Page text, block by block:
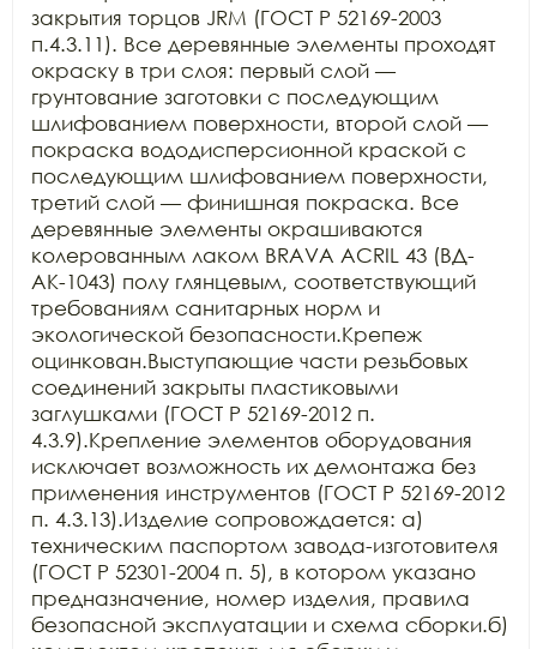
закрытия торцов JRM (ГОСТ Р 52169-2003
п.4.3.11). Все деревянные элементы проходят
окраску в три слоя: первый слой —
грунтование заготовки с последующим
шлифованием поверхности, второй слой —
покраска вододисперсионной краской с
последующим шлифованием поверхности,
третий слой — финишная покраска. Все
деревянные элементы окрашиваются
колерованным лаком BRAVA ACRIL 43 (ВД-
АК-1043) полу глянцевым, соответствующий
требованиям санитарных норм и
экологической безопасности.Крепеж
оцинкован.Выступающие части резьбовых
соединений закрыты пластиковыми
заглушками (ГОСТ Р 52169-2012 п.
4.3.9).Крепление элементов оборудования
исключает возможность их демонтажа без
применения инструментов (ГОСТ Р 52169-2012
п. 4.3.13).Изделие сопровождается: а)
техническим паспортом завода-изготовителя
(ГОСТ Р 52301-2004 п. 5), в котором указано
предназначение, номер изделия, правила
безопасной эксплуатации и схема сборки.б)